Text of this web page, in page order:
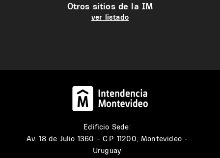
Otros sitios de la IM
ver listado
Edificio Sede:
Av. 18 de Julio 1360 - C.P. 11200, Montevideo -
Uruguay